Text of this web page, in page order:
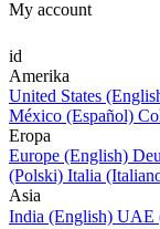
My account
id
Amerika
United States
México (Español)
Eropa
Europe (English)
(Polski) Italia
Asia
India (English)